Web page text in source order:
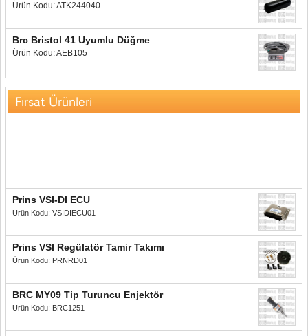
Ürün Kodu: ATK244040
Brc Bristol 41 Uyumlu Düğme
Ürün Kodu: AEB105
Fırsat Ürünleri
Prins VSI-DI ECU
Ürün Kodu: VSIDIECU01
Prins VSI Regülatör Tamir Takımı
Ürün Kodu: PRNRD01
BRC MY09 Tip Turuncu Enjektör
Ürün Kodu: BRC1251